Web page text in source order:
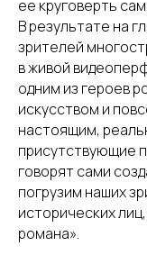
ее круговерть
В результате на
зрителей
в живой
одним из героев
искусством и
настоящим,
присутствующие
говорят сами
погрузим наших
исторических
романа».